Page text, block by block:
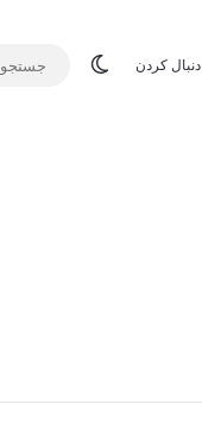
دنبال کردن تغییر پوسته